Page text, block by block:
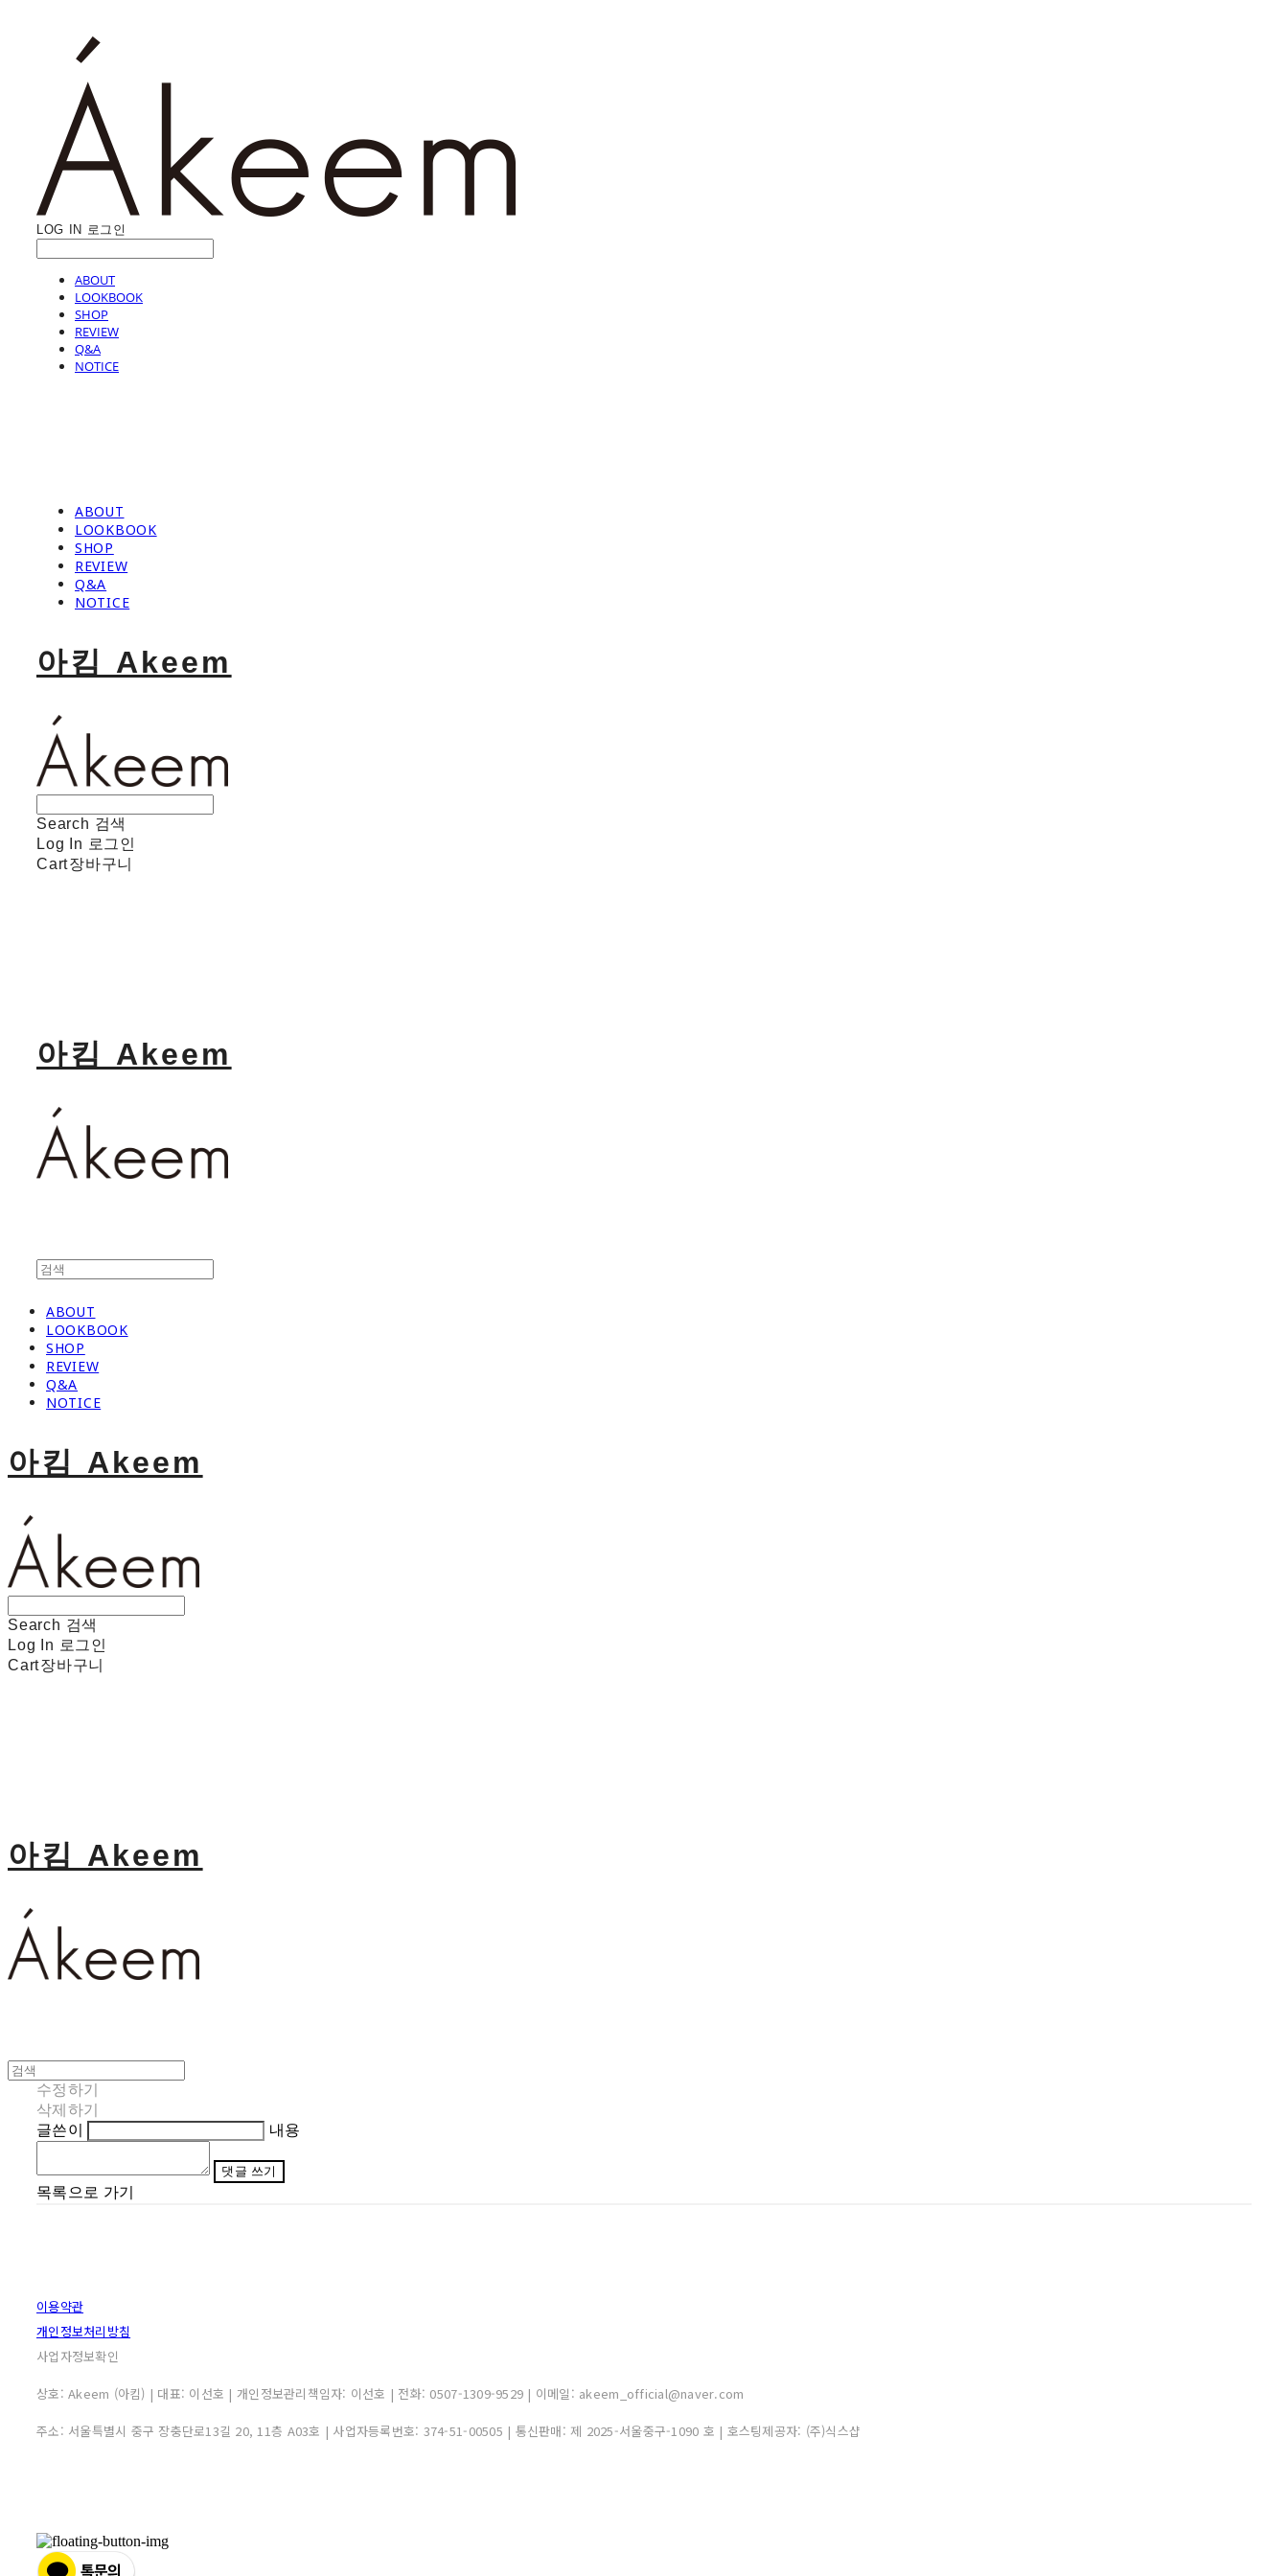
LOG IN 로그인
ABOUT
LOOKBOOK
SHOP
REVIEW
Q&A
NOTICE
ABOUT
LOOKBOOK
SHOP
REVIEW
Q&A
NOTICE
아킴 Akeem
Search 검색
Log In 로그인
Cart장바구니
아킴 Akeem
ABOUT
LOOKBOOK
SHOP
REVIEW
Q&A
NOTICE
아킴 Akeem
Search 검색
Log In 로그인
Cart장바구니
아킴 Akeem
수정하기
삭제하기
글쓴이
내용
댓글 쓰기
목록으로 가기
이용약관
개인정보처리방침
사업자정보확인
상호: Akeem (아킴) | 대표: 이선호 | 개인정보관리책임자: 이선호 | 전화: 0507-1309-9529 | 이메일: akeem_official@naver.com
주소: 서울특별시 중구 장충단로13길 20, 11층 A03호 | 사업자등록번호: 374-51-00505 | 통신판매: 제 2025-서울중구-1090 호 | 호스팅제공자: (주)식스샵